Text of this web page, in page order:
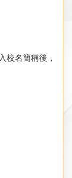
校名簡稱後，